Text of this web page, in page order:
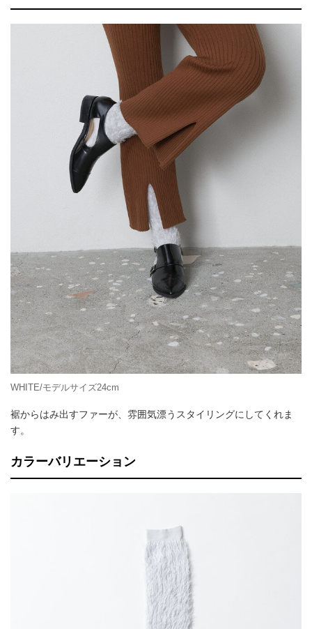
WHITE/モデルサイズ24cm
裾からはみ出すファーが、雰囲気漂うスタイリングにしてくれま
す。
カラーバリエーション